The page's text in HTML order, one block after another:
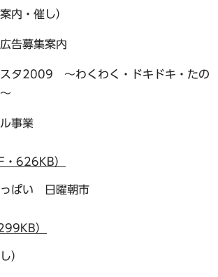
内・催し）
告募集案内
スタ2009 ～わくわく・ドキドキ・たの
事業
626KB）
っぱい 日曜朝市
）
）